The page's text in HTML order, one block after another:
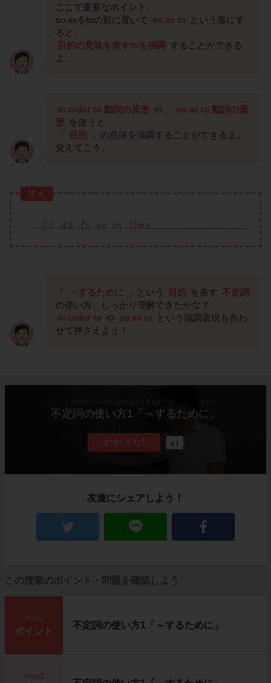
ここで重要なポイント。
so asをtoの前に置いて so as to
という形にす
ると、
目的の意味を表すtoを強調 することができる
よ。
in order to 動詞の原形 や、
so as to 動詞の原
形 を使うと
「
目的
」の意味を強調することができるよ。
覚えてこう。
答え
「 ～するために 」という 目的 を表す 不定詞
の使い方、しっかり理解できたかな？
in order to や so as to
という強調表現も合わ
せて押さえよう！
不定詞の使い方1「～するために」
41
友達にシェアしよう！
この授業のポイント・問題を確認しよう
ポイント
不定詞の使い方1「～するために」